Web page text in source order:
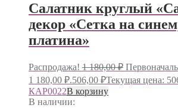
Салатник круглый
декор «Сетка на
платина»
Распродажа! 1 180,00₽
1 180,00 ₽.506,00 ₽Текущая цена:
КАР0022В корзину
В наличии: